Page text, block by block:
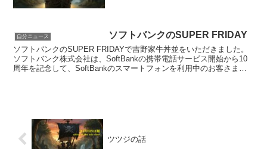
の作詞も阿久 悠さん...
自分ニュース ソフトバンクのSUPER FRIDAY
ソフトバンクのSUPER FRIDAYで吉野家牛丼並をいただきました。
ソフトバンク株式会社は、SoftBankの携帯電話サービス開始から10
周年を記念して、SoftBankのスマートフォンを利用中のお客さまを
ツツジの話